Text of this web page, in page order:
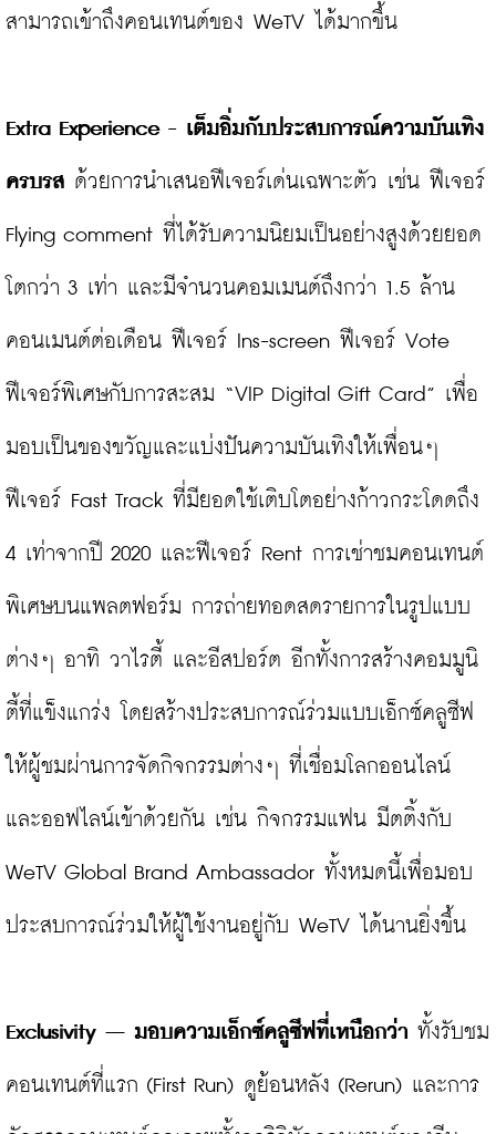
สามารถเข้าถึงคอนเทนต์ของ WeTV ได้มากขึ้น
Extra Experience - เต็มอิ่มกับประสบการณ์ความบันเทิง
ครบรส ด้วยการนำเสนอฟีเจอร์เด่นเฉพาะตัว เช่น ฟีเจอร์
Flying comment ที่ได้รับความนิยมเป็นอย่างสูงด้วยยอด
โตกว่า 3 เท่า และมีจำนวนคอมเมนต์ถึงกว่า 1.5 ล้าน
คอนเมนต์ต่อเดือน ฟีเจอร์ Ins-screen ฟีเจอร์ Vote
ฟีเจอร์พิเศษกับการสะสม “VIP Digital Gift Card” เพื่อ
มอบเป็นของขวัญและแบ่งปันความบันเทิงให้เพื่อนๆ
ฟีเจอร์ Fast Track ที่มียอดใช้เติบโตอย่างก้าวกระโดดถึง
4 เท่าจากปี 2020 และฟีเจอร์ Rent การเช่าชมคอนเทนต์
พิเศษบนแพลตฟอร์ม การถ่ายทอดสดรายการในรูปแบบ
ต่างๆ อาทิ วาไรตี้ และอีสปอร์ต อีกทั้งการสร้างคอมมูนิ
ตี้ที่แข็งแกร่ง โดยสร้างประสบการณ์ร่วมแบบเอ็กซ์คลูซีฟ
ให้ผู้ชมผ่านการจัดกิจกรรมต่างๆ ที่เชื่อมโลกออนไลน์
และออฟไลน์เข้าด้วยกัน เช่น กิจกรรมแฟน มีตติ้งกับ
WeTV Global Brand Ambassador ทั้งหมดนี้เพื่อมอบ
ประสบการณ์ร่วมให้ผู้ใช้งานอยู่กับ WeTV ได้นานยิ่งขึ้น
Exclusivity – มอบความเอ็กซ์คลูซีฟที่เหนือกว่า ทั้งรับชม
คอนเทนต์ที่แรก (First Run) ดูย้อนหลัง (Rerun) และการ